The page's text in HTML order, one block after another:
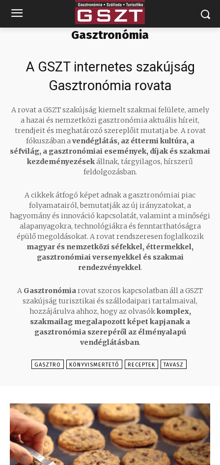
Gasztronómia
A GSZT internetes szakújság
Gasztronómia rovata
A rovat a GSZT szakújság kiemelt szakmai felülete, amely
a hazai és nemzetközi gasztronómia aktuális híreit,
trendjeit és meghatározó szereplőit mutatja be. A rovat
fókuszában avendéglátás, az éttermi kultúra, a
séfvilág, a gasztronómiai események, díjak és szakmai
kezdeményezésekállnak, tárgyilagos, hírszerű
feldolgozásban.
A cikkek átfogó képet adnak a gasztronómiai piac
folyamatairól, bemutatják az új irányzatokat, a
hagyomány és innováció kapcsolatát, valamint a minőségi
alapanyagokra, technológiákra és fenntarthatóságra
épülő megoldásokat. A rovat rendszeresen foglalkozik
magyar és nemzetközi séfekkel, éttermekkel,
gasztronómiai versenyekkel és szakmai
rendezvényekkel.
A Gasztronómiarovat szoros kapcsolatban áll a GSZT
szakújság turisztikai és szállodaipari tartalmaival,
hozzájárulva ahhoz, hogy az olvasókkomplex,
szakmailag megalapozott képet kapjanak a
gasztronómia szerepéről az élményalapú
vendéglátásban.
GASZTRO KÖNYVISMERTETŐ RECEPTEK TAVASZ